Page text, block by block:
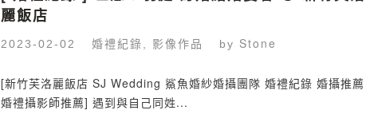
麗飯店
2023-02-02 婚禮紀錄 影像作品 by Stone
[新竹芙洛麗飯店 SJ Wedding 鯊魚婚紗婚攝團隊 婚禮紀錄 婚攝推薦
婚禮攝影師推薦] 遇到與自己同姓...